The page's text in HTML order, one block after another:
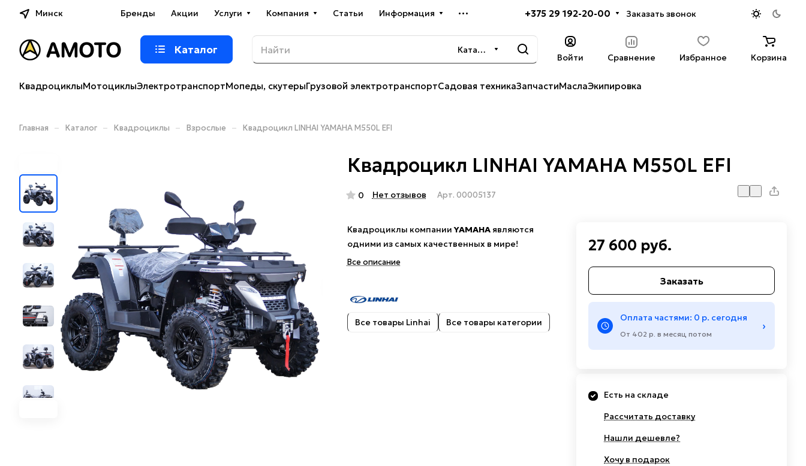
Минск Бренды Акции Услуги Компания Статьи Информация +375 29 192-20-00 Заказать звонок
Каталог Каталог
Войти Сравнение Избранное Корзина
КвадроциклыМотоциклыЭлектротранспортМопеды, скутерыГрузовой электротранспортСадовая техникаЗапчастиМаслаЭкипировка
Главная – Каталог – Квадроциклы – Взрослые – Квадроцикл LINHAI YAMAHA M550L EFI
Квадроцикл LINHAI YAMAHA M550L EFI
0 Нет отзывов Арт. 00005137
Квадроциклы компанииYAMAHA являются
одними из самых качественных в мире!
Все описание
Все товары Linhai Все товары категории
27 600 руб.
Заказать
Оплата частями: 0 р. сегодня
От 402 р. в месяц потом
›
Есть на складе
Рассчитать доставку
Нашли дешевле?
Хочу в подарок